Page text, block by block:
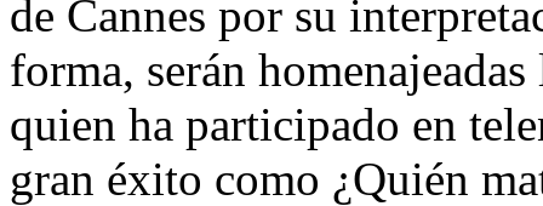
de Cannes por su
forma, serán
quien ha participado en
gran éxito como ¿Quién